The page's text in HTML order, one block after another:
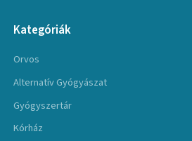
Kategóriák
Orvos
Alternatív Gyógyászat
Gyógyszertár
Kórház